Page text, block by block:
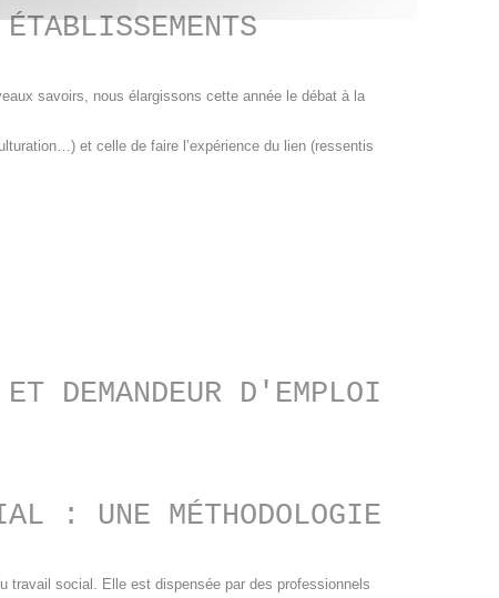
savoirs, nous élargissons cette année le débat à la
et celle de faire l’expérience du lien (ressentis
DEMANDEUR D'EMPLOI
: UNE MÉTHODOLOGIE
travail social. Elle est dispensée par des professionnels